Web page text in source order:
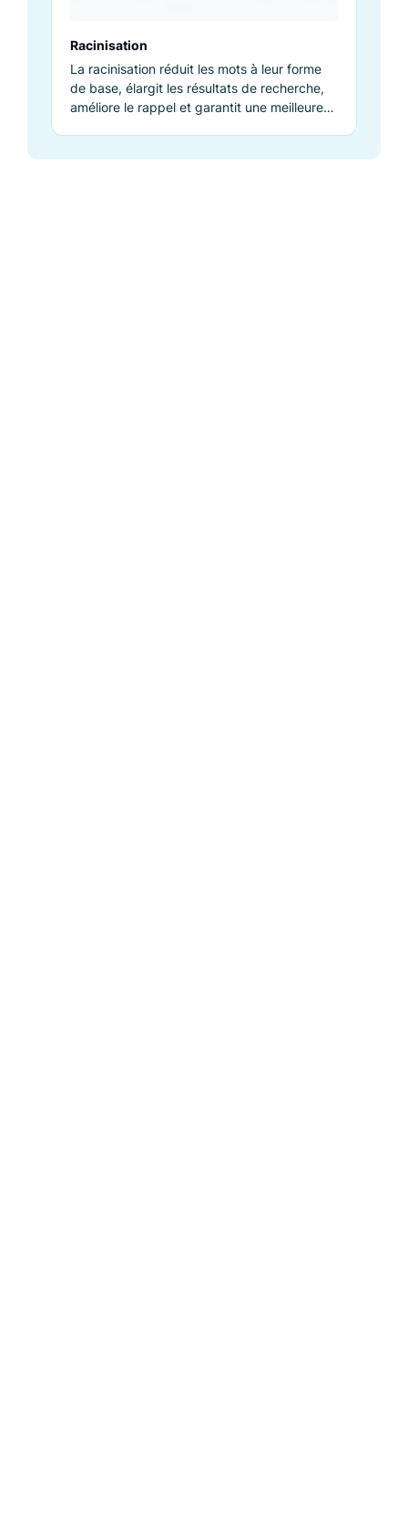
Racinisation
La racinisation réduit les mots à leur forme
de base, élargit les résultats de recherche,
améliore le rappel et garantit une meilleure